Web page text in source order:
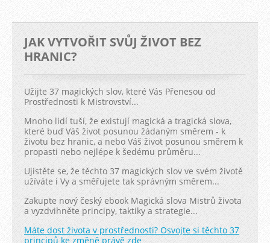
JAK VYTVOŘIT SVŮJ ŽIVOT BEZ
HRANIC?
Užijte 37 magických slov, které Vás Přenesou od
Prostřednosti k Mistrovství...
Mnoho lidí tuší, že existují magická a tragická slova,
které buď Váš život posunou žádaným směrem - k
životu bez hranic, a nebo Váš život posunou směrem k
propasti nebo nejlépe k šedému průměru...
Ujistěte se, že těchto 37 magických slov ve svém životě
užíváte i Vy a směřujete tak správným směrem...
Zakupte nový český ebook Magická slova Mistrů života
a vyzdvihněte principy, taktiky a strategie...
Máte dost života v prostřednosti? Osvojte si těchto 37
principů ke změně právě zde